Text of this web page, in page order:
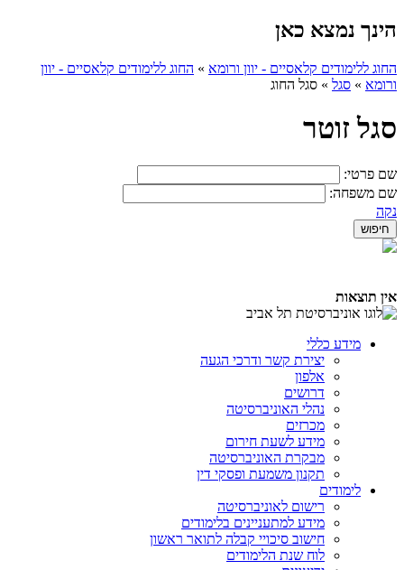
הינך נמצא כאן
החוג ללימודים קלאסיים - יוון ורומא » החוג ללימודים קלאסיים - יוון
ורומא » סגל » סגל החוג
סגל זוטר
שם פרטי:
שם משפחה:
נקה
אין תוצאות
מידע כללי
יצירת קשר ודרכי הגעה
אלפון
דרושים
נהלי האוניברסיטה
מכרזים
מידע לשעת חירום
מבקרת האוניברסיטה
תקנון משמעת ופסקי דין
לימודים
רישום לאוניברסיטה
מידע למתעניינים בלימודים
חישוב סיכויי קבלה לתואר ראשון
לוח שנת הלימודים